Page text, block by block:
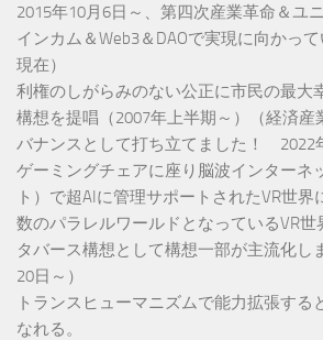
2015年10月6日～、第四次産業革命＆ユ
インカム＆Web3＆DAOで実現に向かっ
現在）
利権のしがらみのない公正に市民の最大
構想を提唱（2007年上半期～）（経済産
バナンスとして打ち立てました！ 2022
ゲーミングチェアに座り脳波インターネ
ト）で超AIに管理サポートされたVR世
数のパラレルワールドとなっているVR世
タバース構想として構想一部が主流化
20日～）
トランスヒューマニズムで能力拡張する
なれる。